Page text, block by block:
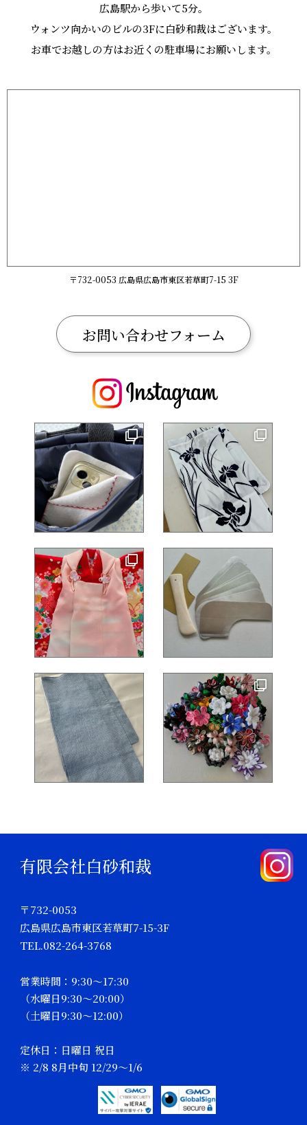
広島駅から歩いて5分。
ウォンツ向かいのビルの3Fに白砂和裁はございます。
お車でお越しの方はお近くの駐車場にお願いします。
〒732-0053 広島県広島市東区若草町7-15 3F
お問い合わせフォーム
有限会社白砂和裁
〒732-0053
広島県広島市東区若草町7-15-3F
TEL.082-264-3768
営業時間：9:30～17:30
（水曜日9:30～20:00）
（土曜日9:30～12:00）
定休日：日曜日 祝日
※ 2/8 8月中旬 12/29～1/6